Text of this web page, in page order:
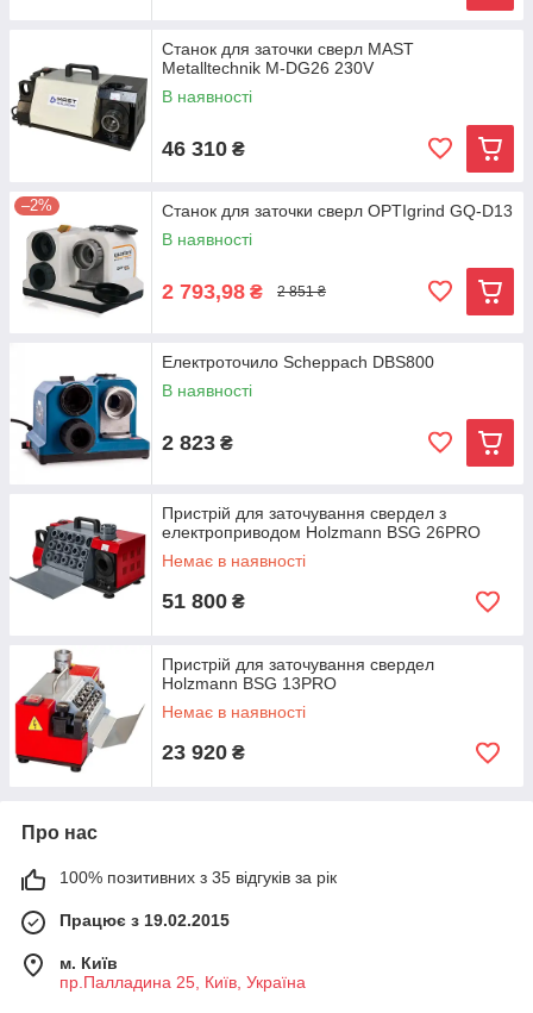
Станок для заточки сверл MAST
Metalltechnik M-DG26 230V
В наявності
46 310 ₴
–2%
Станок для заточки сверл OPTIgrind GQ-D13
В наявності
2 793,98 ₴ 2 851 ₴
Електроточило Scheppach DBS800
В наявності
2 823 ₴
Пристрій для заточування свердел з
електроприводом Holzmann BSG 26PRO
Немає в наявності
51 800 ₴
Пристрій для заточування свердел
Holzmann BSG 13PRO
Немає в наявності
23 920 ₴
Про нас
100% позитивних з 35 відгуків за рік
Працює з 19.02.2015
м. Київ
пр.Палладина 25, Київ, Україна